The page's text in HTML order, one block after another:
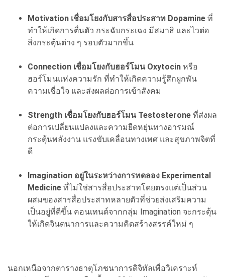
Motivation เชื่อมโยงกับสารสื่อประสาท Dopamine ที่
ทำให้เกิดการตื่นตัว กระฉับกระเฉง มีสมาธิ และไวต่อ
สิ่งกระตุ้นต่าง ๆ รอบตัวมากขึ้น
Connection เชื่อมโยงกับฮอร์โมน Oxytocin หรือ
ฮอร์โมนแห่งความรัก ที่ทำให้เกิดความรู้สึกผูกพัน
ความเชื่อใจ และส่งผลต่อการเข้าสังคม
Strength เชื่อมโยงกับฮอร์โมน Testosterone ที่ส่งผล
ต่อการเปลี่ยนแปลงและความยืดหยุ่นทางอารมณ์
กระตุ้นพลังงาน แรงขับเคลื่อนทางเพศ และสุขภาพจิตที่
ดี
Imagination อยู่ในระหว่างการทดลอง Experimental
Medicine ที่ไม่ใช่สารสื่อประสาทโดยตรงแต่เป็นส่วน
ผสมของสารสื่อประสาทหลายตัวที่ช่วยส่งเสริมความ
เป็นอยู่ที่ดีขึ้น คอนเทนต์จากกลุ่ม Imagination จะกระตุ้น
ให้เกิดจินตนาการและความคิดสร้างสรรค์ใหม่ ๆ
นอกเหนือจากตารางธาตุโภชนาการดิจิทัลเพื่อวิเคราะห์